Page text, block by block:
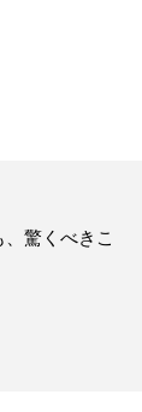
驚くべきこ